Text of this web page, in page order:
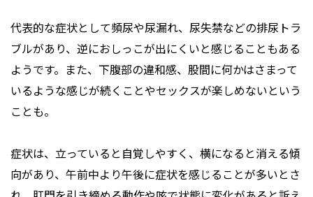
代表的な症状として頻尿や尿漏れ、尿失禁などの排尿トラ
ブルがあり、逆におしっこが出にくいと感じることもある
ようです。また、下腹部の違和感、股間に何かはさまって
いるような感じが続くことやセックスが楽しめないという
ことも。
症状は、立っていると自覚しやすく、横になると消える傾
向があり、午前中より午後に症状を感じることが多いとさ